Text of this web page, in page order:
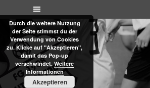
Durch die weitere Nutzung
der Seite stimmst du der
Verwendung von Cookies
zu. Klicke auf "Akzeptieren",
damit das Pop-up
verschwindet.Weitere
Informationen
Akzeptieren